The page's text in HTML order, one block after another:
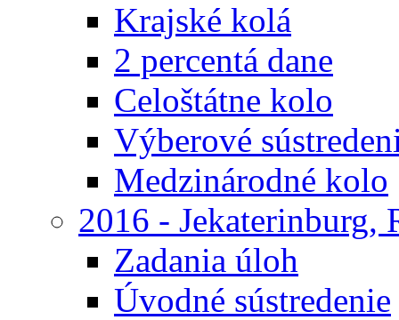
Krajské kolá
2 percentá dane
Celoštátne kolo
Výberové
Medzinárodné kolo
2016 - Jekaterinburg,
Zadania úloh
Úvodné sústredenie